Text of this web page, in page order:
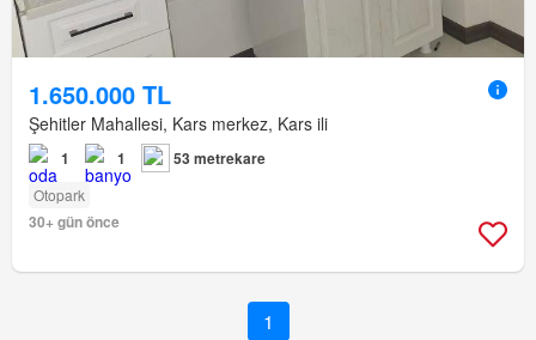
1.650.000 TL
Şehitler Mahallesi, Kars merkez, Kars ili
1 1 53 metrekare
Otopark
30+ gün önce
1